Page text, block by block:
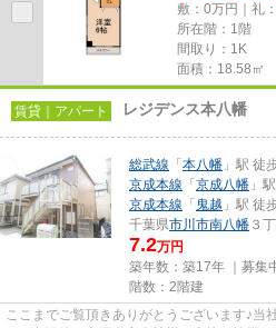
敷：0万円｜礼
所在階：1階
間取り：1K
面積：18.58㎡
賃貸｜アパート レジデンス本八幡
総武線 「 本八幡 」駅 徒
京成本線 「 京成八幡 」
京成本線 「 鬼越 」駅 徒
千葉県市川市南八幡 ３
7.2万円
築年数：築17年 ｜募集
階数：2階建
ここまでご覧頂きありがとうございます♪当